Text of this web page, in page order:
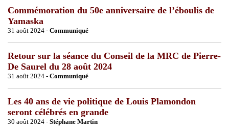
Commémoration du 50e anniversaire de l’éboulis de
Yamaska
31 août 2024 - Communiqué
Retour sur la séance du Conseil de la MRC de Pierre-
De Saurel du 28 août 2024
31 août 2024 - Communiqué
Les 40 ans de vie politique de Louis Plamondon
seront célébrés en grande
30 août 2024 - Stéphane Martin